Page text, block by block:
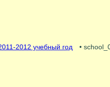
2012 учебный год •